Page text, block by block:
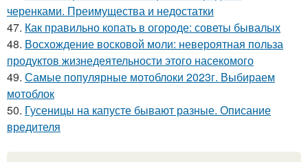
черенками. Преимущества и недостатки
47. Как правильно копать в огороде: советы бывалых
48. Восхождение восковой моли: невероятная польза
продуктов жизнедеятельности этого насекомого
49. Самые популярные мотоблоки 2023г. Выбираем
мотоблок
50. Гусеницы на капусте бывают разные. Описание
вредителя